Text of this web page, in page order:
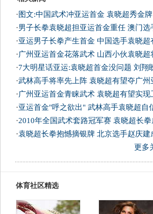
· 图文:中国武术冲亚运首金 袁晓超秀金牌
·男子长拳袁晓超担亚运首金重任 澳门选
·亚运男子长拳产生首金 中国选手袁晓超
·广州亚运首金花落武术 山西小伙袁晓超
·7大明星话亚运:袁晓超首金没问题 刘翔
·武林高手将率先上阵 袁晓超有望夺广州
·广州亚运首金青睐武术 袁晓超有望实现
·亚运首金"呼之欲出" 武林高手袁晓超自
·2010年全国武术套路冠军赛 袁晓超长
·袁晓超长拳抱憾摘银牌 北京选手赵庆建
更多
体育社区精选